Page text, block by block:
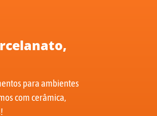
para ambientes
com cerâmica,